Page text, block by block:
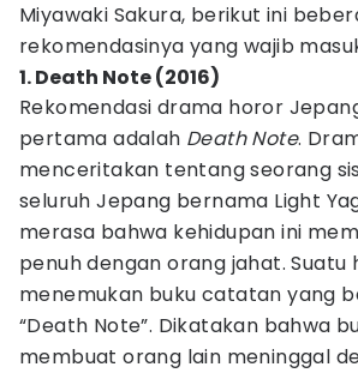
Miyawaki Sakura, berikut ini
rekomendasinya yang wajib
1. Death Note (2016)
Rekomendasi drama horor
pertama adalah Death Note.
menceritakan tentang seorang
seluruh Jepang bernama Light
merasa bahwa kehidupan ini
penuh dengan orang jahat. Suatu
menemukan buku catatan yang
“Death Note”. Dikatakan bahwa
membuat orang lain meninggal